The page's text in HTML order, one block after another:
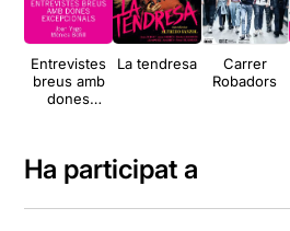
Entrevistes
breus amb
dones
La tendresa
Carrer
Robadors
Ha participat a